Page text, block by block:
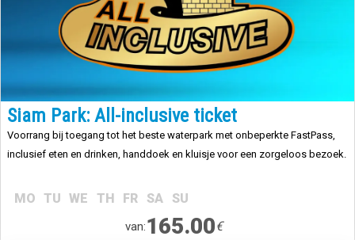
Siam Park: All-inclusive ticket
Voorrang bij toegang tot het beste waterpark met onbeperkte FastPass,
inclusief eten en drinken, handdoek en kluisje voor een zorgeloos bezoek.
MO TU WE TH FR SA SU
van:165.00€